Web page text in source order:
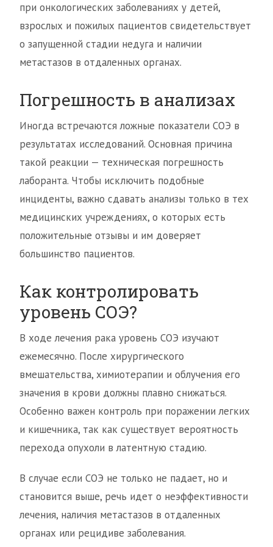
при онкологических заболеваниях у детей,
взрослых и пожилых пациентов свидетельствует
о запущенной стадии недуга и наличии
метастазов в отдаленных органах.
Погрешность в анализах
Иногда встречаются ложные показатели СОЭ в
результатах исследований. Основная причина
такой реакции — техническая погрешность
лаборанта. Чтобы исключить подобные
инциденты, важно сдавать анализы только в тех
медицинских учреждениях, о которых есть
положительные отзывы и им доверяет
большинство пациентов.
Как контролировать
уровень СОЭ?
В ходе лечения рака уровень СОЭ изучают
ежемесячно. После хирургического
вмешательства, химиотерапии и облучения его
значения в крови должны плавно снижаться.
Особенно важен контроль при поражении легких
и кишечника, так как существует вероятность
перехода опухоли в латентную стадию.
В случае если СОЭ не только не падает, но и
становится выше, речь идет о неэффективности
лечения, наличия метастазов в отдаленных
органах или рецидиве заболевания.